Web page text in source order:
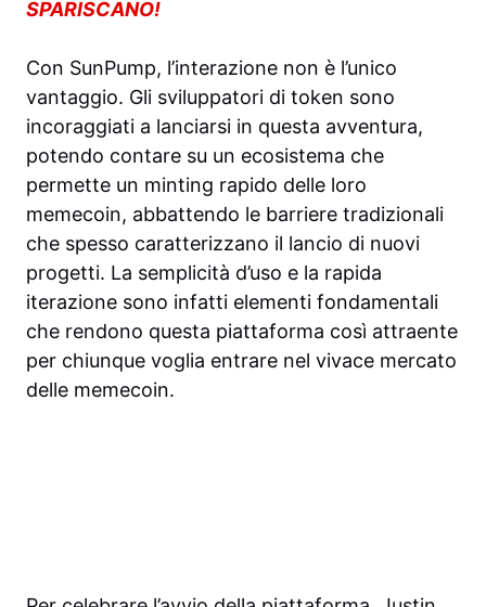
SPARISCANO!
Con SunPump, l’interazione non è l’unico
vantaggio. Gli sviluppatori di token sono
incoraggiati a lanciarsi in questa avventura,
potendo contare su un ecosistema che
permette un minting rapido delle loro
memecoin, abbattendo le barriere tradizionali
che spesso caratterizzano il lancio di nuovi
progetti. La semplicità d’uso e la rapida
iterazione sono infatti elementi fondamentali
che rendono questa piattaforma così attraente
per chiunque voglia entrare nel vivace mercato
delle memecoin.